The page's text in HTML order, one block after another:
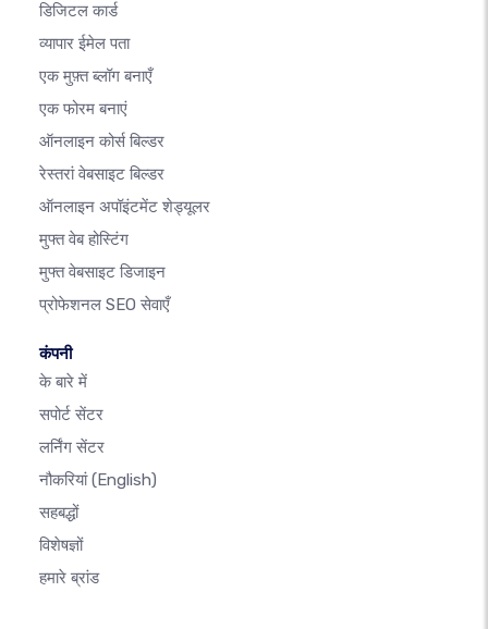
डिजिटल कार्ड
व्यापार ईमेल पता
एक मुफ़्त ब्लॉग बनाएँ
एक फोरम बनाएं
ऑनलाइन कोर्स बिल्डर
रेस्तरां वेबसाइट बिल्डर
ऑनलाइन अपॉइंटमेंट शेड्यूलर
मुफ्त वेब होस्टिंग
मुफ्त वेबसाइट डिजाइन
प्रोफेशनल SEO सेवाएँ
कंपनी
के बारे में
सपोर्ट सेंटर
लर्निंग सेंटर
नौकरियां(English)
सहबद्धों
विशेषज्ञों
हमारे ब्रांड